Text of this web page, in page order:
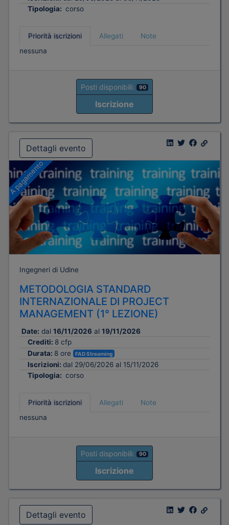
Tipologia: corso
Priorità iscrizioni Allegati
Note
nessuna
Posti disponibili: 90
Iscrizione
Dettagli evento
A pagamento
Ingegneri di Udine
METODOLOGIA STANDARD
INTERNAZIONALE DI PROJECT
MANAGEMENT (1° LEZIONE)
Date: dal 16/11/2026 al 19/11/2026
Crediti: 8 cfp
Durata: 8 ore FAD Streaming
Iscrizioni: dal 29/06/2026 al 15/11/2026
Tipologia: corso
Priorità iscrizioni Allegati
Note
nessuna
Posti disponibili: 90
Iscrizione
Dettagli evento